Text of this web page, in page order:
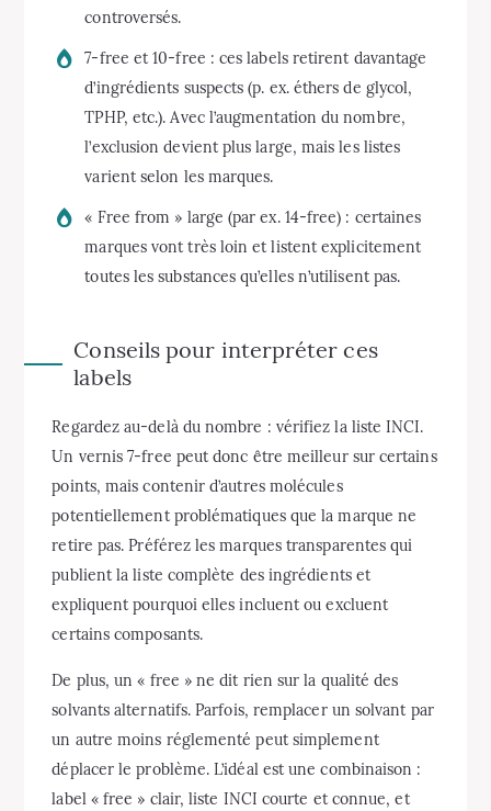
controversés.
7-free et 10-free : ces labels retirent davantage
d’ingrédients suspects (p. ex. éthers de glycol,
TPHP, etc.). Avec l’augmentation du nombre,
l’exclusion devient plus large, mais les listes
varient selon les marques.
« Free from » large (par ex. 14-free) : certaines
marques vont très loin et listent explicitement
toutes les substances qu’elles n’utilisent pas.
Conseils pour interpréter ces
labels
Regardez au-delà du nombre : vérifiez la liste INCI.
Un vernis 7-free peut donc être meilleur sur certains
points, mais contenir d’autres molécules
potentiellement problématiques que la marque ne
retire pas. Préférez les marques transparentes qui
publient la liste complète des ingrédients et
expliquent pourquoi elles incluent ou excluent
certains composants.
De plus, un « free » ne dit rien sur la qualité des
solvants alternatifs. Parfois, remplacer un solvant par
un autre moins réglementé peut simplement
déplacer le problème. L’idéal est une combinaison :
label « free » clair, liste INCI courte et connue, et